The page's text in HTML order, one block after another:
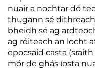
nuair a nochtar dó
thugann sé
bheidh sé ag
ag réiteach an locht
epocsaid casta
mór de ghás íosta